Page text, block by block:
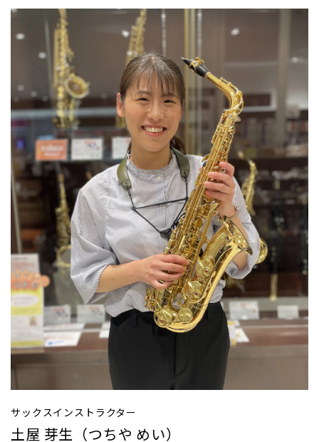
サックスインストラクター
土屋 芽生（つちや めい）